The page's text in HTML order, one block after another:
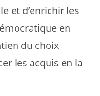
et d’enrichir les
en
du choix
les acquis en la